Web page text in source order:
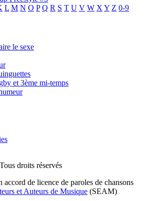
L M N O P Q R S T U V W X Y Z 0-9
le sexe
et 3ème mi-temps
droits réservés
accord de licence de paroles de chansons
et Auteurs de Musique (SEAM)